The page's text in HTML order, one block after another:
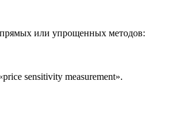
или упрощенных методов:
sensitivity measurement».